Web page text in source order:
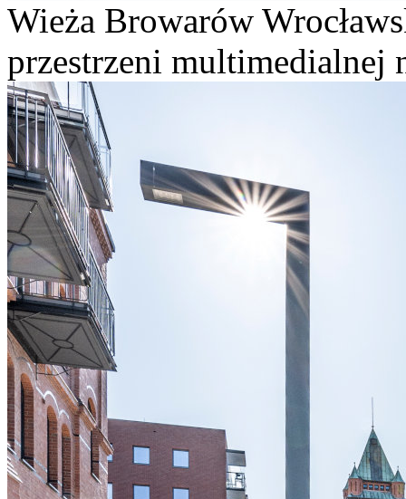
Wieża Browarów
przestrzeni multimedialnej